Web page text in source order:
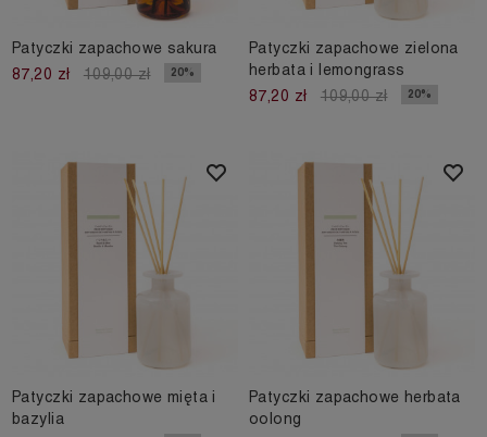
Patyczki zapachowe sakura
87,20 zł
109,00 zł 20%
Patyczki zapachowe zielona
herbata i lemongrass
87,20 zł
109,00 zł 20%
Patyczki zapachowe mięta i
bazylia
Patyczki zapachowe herbata
oolong